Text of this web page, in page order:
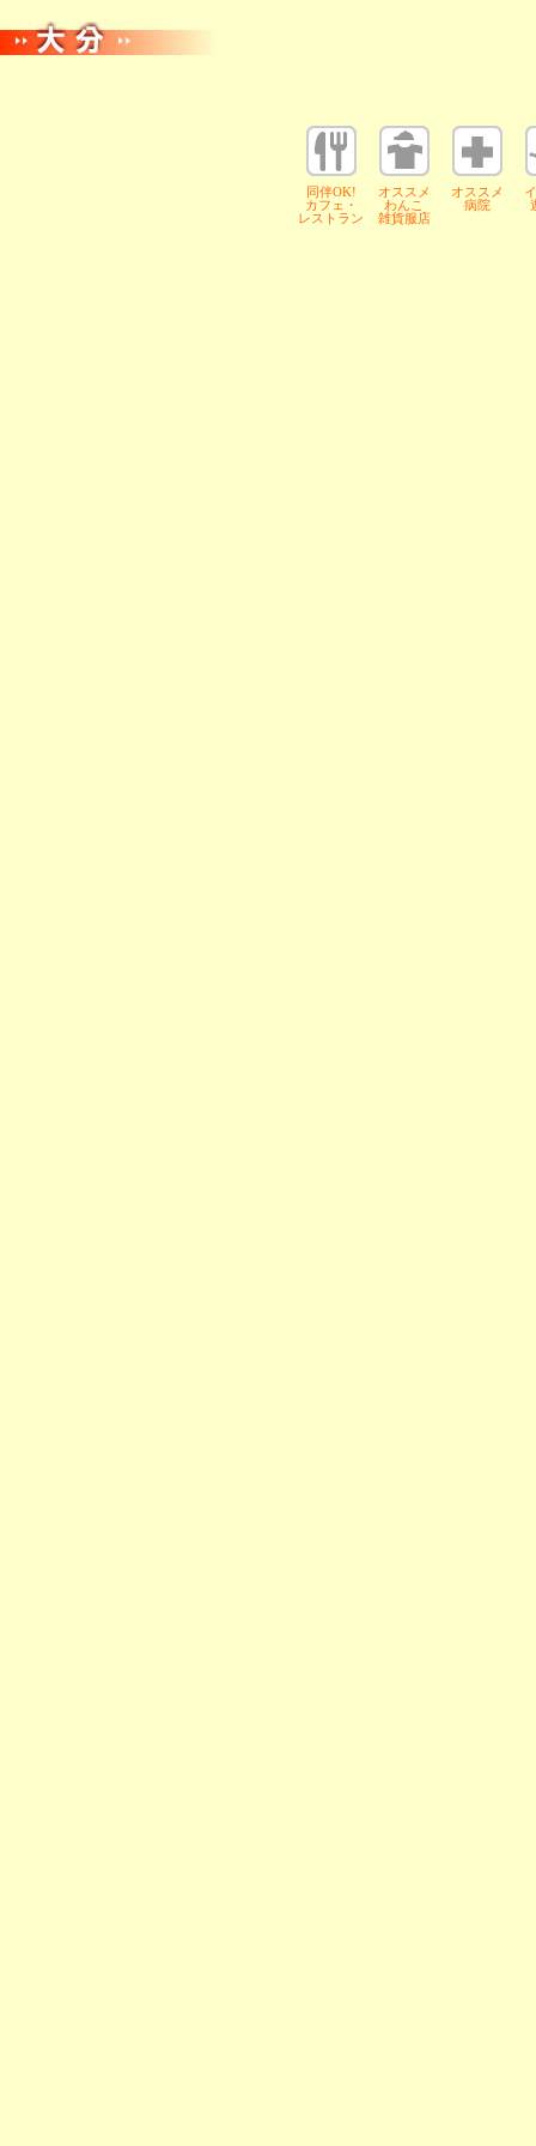
同伴OK!
カフェ・
レストラン
オススメ
わんこ
雑貨服店
オススメ
病院